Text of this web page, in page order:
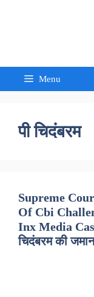
Menu
पी चिदंबरम
Supreme
Of Cbi
Inx Media
चिदंबरम की